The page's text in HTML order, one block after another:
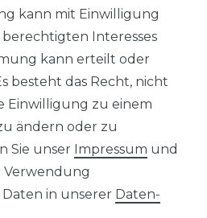
Daten­schutz­erklärung
kann mit Einwilligung
Interesses
kann erteilt oder
besteht das Recht, nicht
Einwilligung zu einem
ändern oder zu
Sie unser Impressum und
Verwendung
in unserer Daten­